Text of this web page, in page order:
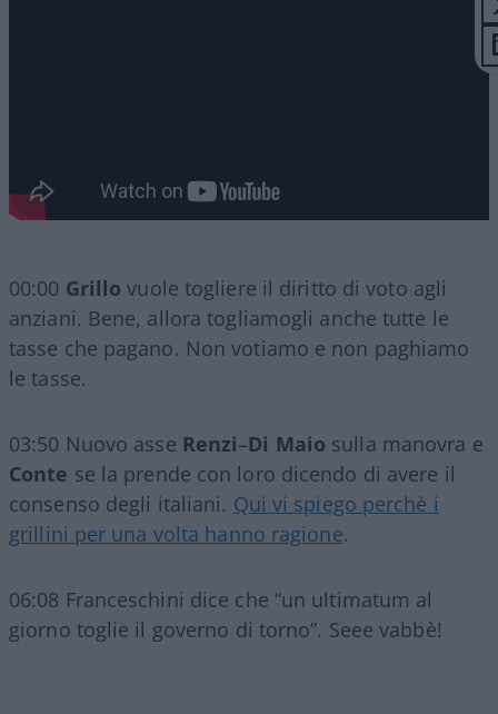
00:00 Grillo vuole togliere il diritto di voto agli
anziani. Bene, allora togliamogli anche tutte le
tasse che pagano. Non votiamo e non paghiamo
le tasse.
03:50 Nuovo asse Renzi–Di Maio sulla manovra e
Conte se la prende con loro dicendo di avere il
consenso degli italiani. Qui vi spiego perchè i
grillini per una volta hanno ragione.
06:08 Franceschini dice che “un ultimatum al
giorno toglie il governo di torno”. Seee vabbè!